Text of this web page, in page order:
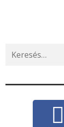
Search
for: